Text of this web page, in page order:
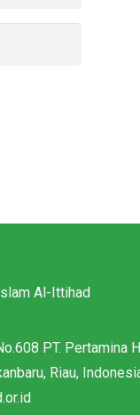
PT. Pertamina
Riau,